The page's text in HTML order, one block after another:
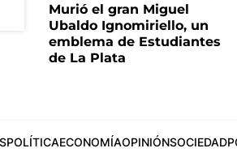
Murió el gran Miguel
Ubaldo Ignomiriello, un
emblema de Estudiantes
de La Plata
POLÍTICAECONOMÍAOPINIÓNSOCIEDAD